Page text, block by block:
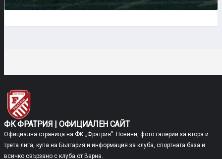
ФК ФРАТРИЯ | ОФИЦИАЛЕН САЙТ
Официална страница на ФК „Фратрия”. Новини, фото галерии за втора и
трета лига, купа на България и информация за клуба, спортната база и
всичко свързано с клуба от Варна.